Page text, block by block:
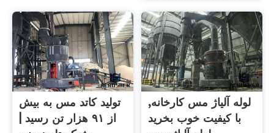
تولید کاتد مس به بیش
از ۹۱ هزار تن رسید |
لوله آلیاژ مس کارخانه,
با کیفیت خوب بخرید